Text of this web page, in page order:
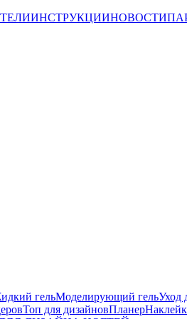
ИНСТРУКЦИИНОВОСТИ
гельМоделирующий гельУход
Топ для дизайновПланер